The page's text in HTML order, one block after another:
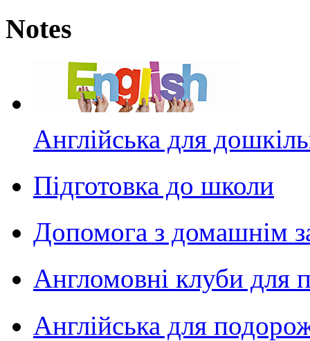
Notes
Англійська для
Підготовка до школи
Допомога з домашнім
Англомовні клуби для
Англійська для